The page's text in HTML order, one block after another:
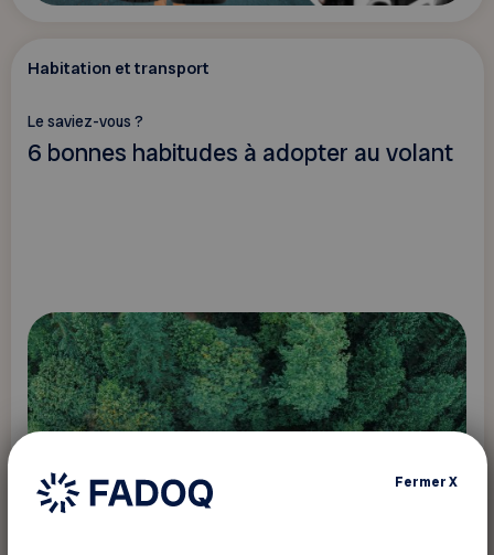
Habitation et transport
Le saviez-vous ?
6 bonnes habitudes à adopter au volant
FermerX